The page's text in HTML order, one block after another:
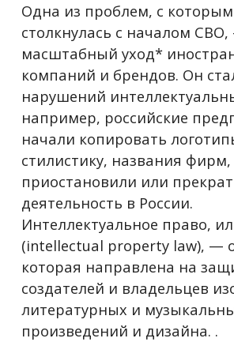
Одна из проблем, с
столкнулась с началом
масштабный уход*
компаний и брендов. Он
нарушений
например, российские
начали копировать
стилистику, названия
приостановили или
деятельность в России.
Интеллектуальное право,
(intellectual property law), —
которая направлена на
создателей и владельцев
литературных и
произведений и дизайна. .